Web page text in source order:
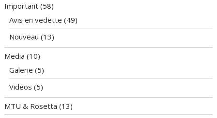
Important (58)
Avis en vedette (49)
Nouveau (13)
Media (10)
Galerie (5)
Videos (5)
MTU & Rosetta (13)